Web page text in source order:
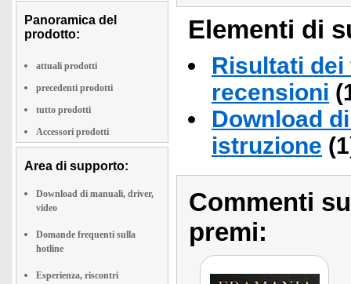
Panoramica del
prodotto:
attuali prodotti
precedenti prodotti
tutto prodotti
Accessori prodotti
Area di supporto:
Download di manuali, driver,
video
Domande frequenti sulla
hotline
Esperienza, riscontri
Elementi di
Risultati
recensioni
Download
istruzione
Commenti
premi: